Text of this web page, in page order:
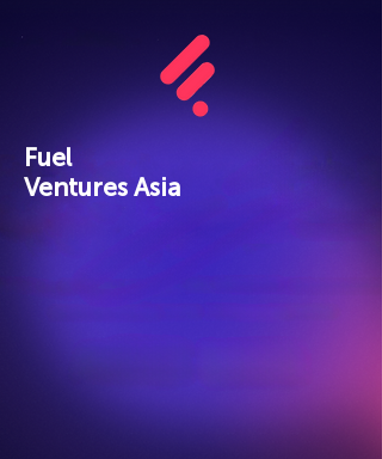
Fuel
Ventures Asia